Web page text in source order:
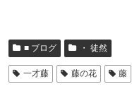
■ ブログ ・ 徒然
一才藤 藤の花 藤